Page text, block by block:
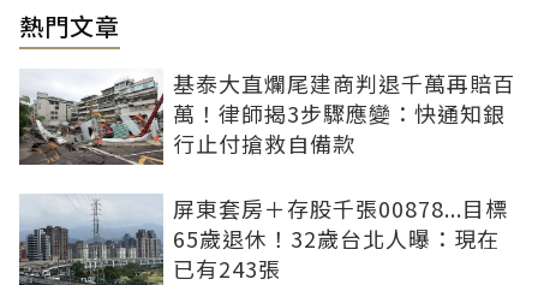
熱門文章
基泰大直爛尾建商判退千萬再賠百
萬！律師揭3步驟應變：快通知銀
行止付搶救自備款
屏東套房＋存股千張00878...目標
65歲退休！32歲台北人曝：現在
已有243張